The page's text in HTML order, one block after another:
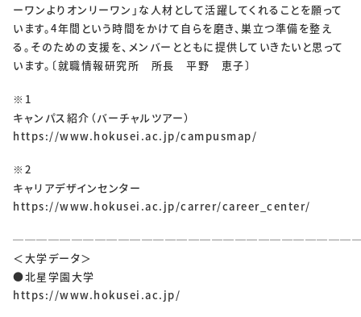
ーワンよりオンリーワン」な人材として活躍してくれることを願って
います。4年間という時間をかけて自らを磨き、巣立つ準備を整え
る。そのための支援を、メンバーとともに提供していきたいと思って
います。〔就職情報研究所 所長 平野 恵子〕
※1
キャンパス紹介（バーチャルツアー）
https://www.hokusei.ac.jp/campusmap/
※2
キャリアデザインセンター
https://www.hokusei.ac.jp/carrer/career_center/
＜大学データ＞
●北星学園大学
https://www.hokusei.ac.jp/